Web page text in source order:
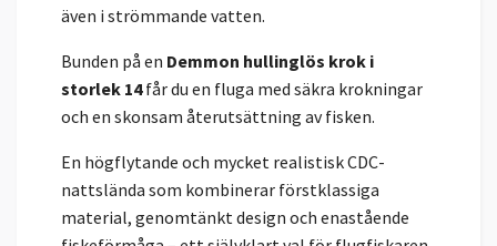
även i strömmande vatten.
Bunden på en Demmon hullinglös krok i
storlek 14får du en fluga med säkra krokningar
och en skonsam återutsättning av fisken.
En högflytande och mycket realistisk CDC-
nattslända som kombinerar förstklassiga
material, genomtänkt design och enastående